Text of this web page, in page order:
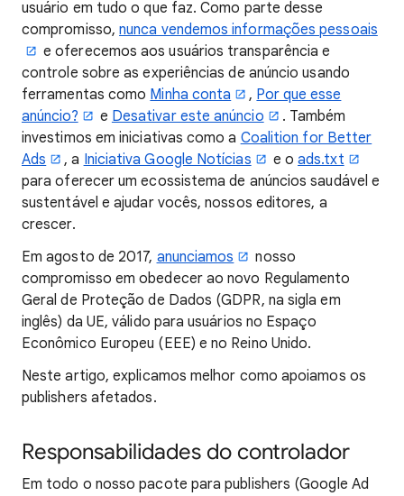
usuário em tudo o que faz. Como parte desse
compromisso,nunca vendemos informações pessoais
e oferecemos aos usuários transparência e
controle sobre as experiências de anúncio usando
ferramentas como Minha conta , Por que esse
anúncio?
e Desativar este anúncio
. Também
investimos em iniciativas como a Coalition for Better
Ads
, a Iniciativa Google Notícias e oads.txt
para oferecer um ecossistema de anúncios saudável e
sustentável e ajudar vocês, nossos editores, a
crescer.
Em agosto de 2017, anunciamos
nosso
compromisso em obedecer ao novo Regulamento
Geral de Proteção de Dados (GDPR, na sigla em
inglês) da UE, válido para usuários no Espaço
Econômico Europeu (EEE) e no Reino Unido.
Neste artigo, explicamos melhor como apoiamos os
publishers afetados.
Responsabilidades do controlador
Em todo o nosso pacote para publishers (Google Ad